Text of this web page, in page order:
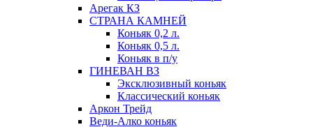
Арегак КЗ
СТРАНА КАМНЕЙ
Коньяк 0,2 л.
Коньяк 0,5 л.
Коньяк в п/у
ГИНЕВАН ВЗ
Эксклюзивный коньяк
Классический коньяк
Аркон Трейд
Веди-Алко коньяк